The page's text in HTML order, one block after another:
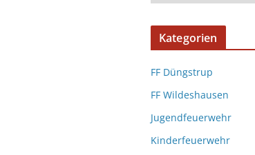
Kategorien
FF Düngstrup
FF Wildeshausen
Jugendfeuerwehr
Kinderfeuerwehr